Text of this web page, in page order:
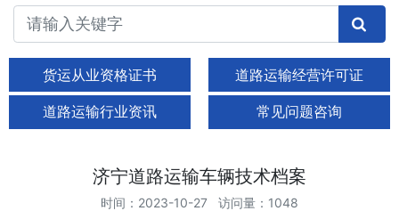
货运从业资格证书 道路运输经营许可证
道路运输行业资讯 常见问题咨询
济宁道路运输车辆技术档案
时间：2023-10-27 访问量：1048